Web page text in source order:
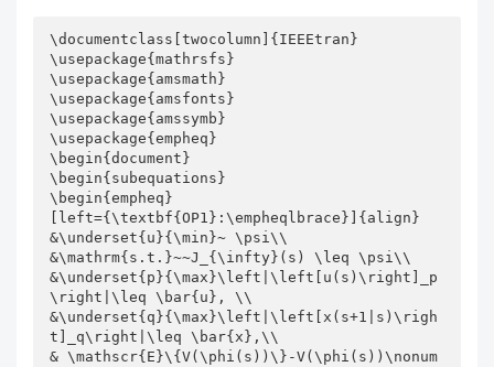
\documentclass[twocolumn]{IEEEtran}
\usepackage{mathrsfs}
\usepackage{amsmath}
\usepackage{amsfonts}
\usepackage{amssymb}
\usepackage{empheq}
\begin{document}
\begin{subequations}
\begin{empheq}
[left={\textbf{OP1}:\empheqlbrace}]{align}
&\underset{u}{\min}~ \psi\\
&\mathrm{s.t.}~~J_{\infty}(s) \leq \psi\\
&\underset{p}{\max}\left|\left[u(s)\right]_p
\right|\leq \bar{u}, \\
&\underset{q}{\max}\left|\left[x(s+1|s)\righ
t]_q\right|\leq \bar{x},\\
& \mathscr{E}\{V(\phi(s))\}-V(\phi(s))\nonum